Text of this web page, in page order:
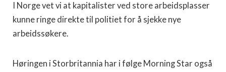
I Norge vet vi at kapitalister ved store arbeidsplasser
kunne ringe direkte til politiet for å sjekke nye
arbeidssøkere.
Høringen i Storbritannia har i følge Morning Star også